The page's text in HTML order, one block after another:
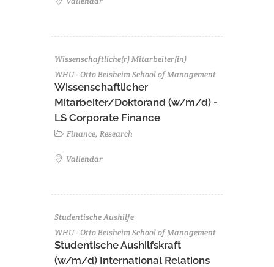
Wissenschaftliche(r) Mitarbeiter(in)
WHU - Otto Beisheim School of Management
Wissenschaftlicher
Mitarbeiter/Doktorand (w/m/d) -
LS Corporate Finance
Finance, Research
Vallendar
Studentische Aushilfe
WHU - Otto Beisheim School of Management
Studentische Aushilfskraft
(w/m/d) International Relations